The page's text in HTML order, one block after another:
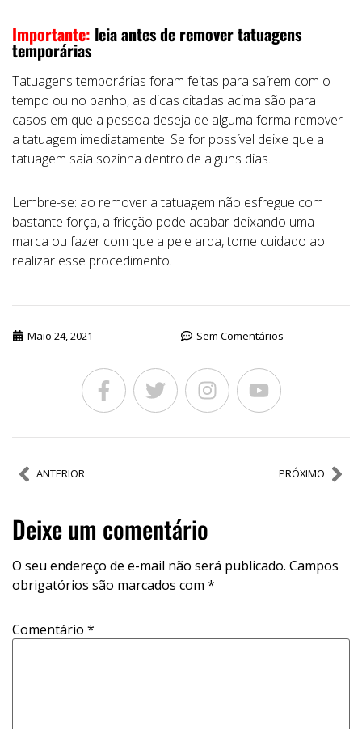
Importante: leia antes de remover tatuagens
temporárias
Tatuagens temporárias foram feitas para saírem com o
tempo ou no banho, as dicas citadas acima são para
casos em que a pessoa deseja de alguma forma remover
a tatuagem imediatamente. Se for possível deixe que a
tatuagem saia sozinha dentro de alguns dias.
Lembre-se: ao remover a tatuagem não esfregue com
bastante força, a fricção pode acabar deixando uma
marca ou fazer com que a pele arda, tome cuidado ao
realizar esse procedimento.
Maio 24, 2021 Sem Comentários
ANTERIOR PRÓXIMO
Deixe um comentário
O seu endereço de e-mail não será publicado. Campos
obrigatórios são marcados com *
Comentário *